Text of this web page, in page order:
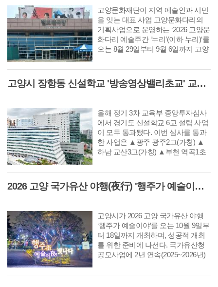
고양문화재단이 지역 예술인과 시민
을 잇는 대표 사업 고양문화다리의
기획사업으로 운영하는 ‘2026 고양문
화다리 예술주간 ‘누리’(이하 누리)‘를
오는 8월 29일부터 9월 6일까지 고양
리)에서 개최한다. 예술주간 ‘누리’는
지난해 처음 선보인 고양문화다리의
기획사업으로 시민이 예술을 일상에
련된 사업이다. 올해는 기존 공연·전
통 중심에서 시각 분야까지 지원 범
위를 한층 확대했다.
고양시 장항동 신설학교 '방송영상밸리초교' 교육부 심사 통과··2030년 개교
올해 정기 3차 교육부 중앙투자심사
에서 경기도 신설학교 6교 설립 사업
이 모두 통과됐다. 이번 심사를 통과
한 사업은 ▲광주 광주2고(가칭) ▲
하남 교산3고(가칭) ▲부천 역곡1초
신길1초(가칭) ▲고양 방송영상밸리
초(가칭) 총 6건이다.
2026 고양 국가유산 야행(夜行) '행주가 예술이야' 행사 채비 나선 고양시
고양시가 2026 고양 국가유산 야행
‘행주가 예술이야’를 오는 10월 9일부
터 18일까지 개최하며, 성공적 개최
를 위한 준비에 나선다. 국가유산청
공모사업에 2년 연속(2025~2026년)
축제로 자리매김한 이 행사는 올해는